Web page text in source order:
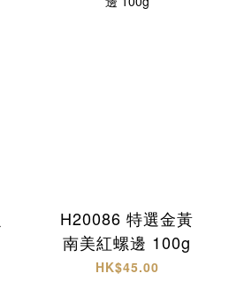
H20086 特選金黃
南美紅螺邊 100g
HK$45.00